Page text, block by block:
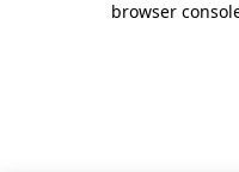
browser